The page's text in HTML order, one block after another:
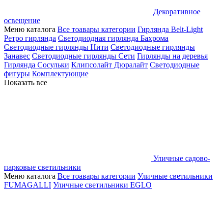
Декоративное
освещение
Меню каталога Все тоавары категории Гирлянда Belt-Light
Ретро гирлянда Светодиодная гирлянда Бахрома
Светодиодные гирлянды Нити Светодиодные гирлянды
Занавес Светодиодные гирлянды Сети Гирлянды на деревья
Гирлянда Сосульки Клипсолайт Дюралайт Светодиодные
фигуры Комплектующие
Показать все
Уличные садово-
парковые светильники
Меню каталога Все тоавары категории Уличные светильники
FUMAGALLI Уличные светильники EGLO